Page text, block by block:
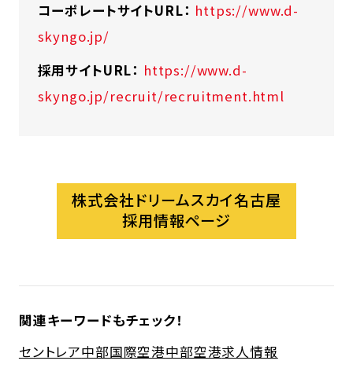
コーポレートサイトURL： https://www.d-
skyngo.jp/
採用サイトURL： https://www.d-
skyngo.jp/recruit/recruitment.html
株式会社ドリームスカイ名古屋
採用情報ページ
関連キーワードもチェック！
セントレア中部国際空港中部空港求人情報